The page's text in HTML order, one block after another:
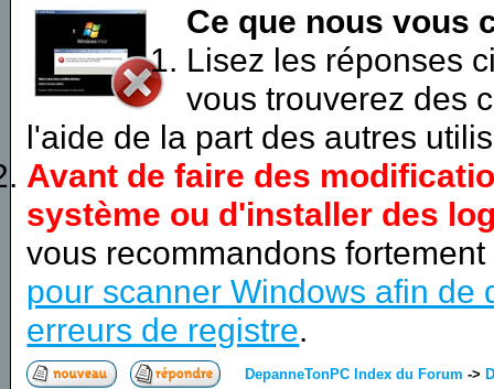
Ce que nous vous
Lisez les réponses
vous trouverez des
l'aide de la part des autres
Avant de faire des
système ou d'installer des
vous recommandons
pour scanner Windows afin de
erreurs de registre.
DepanneTonPC Index du Forum ->